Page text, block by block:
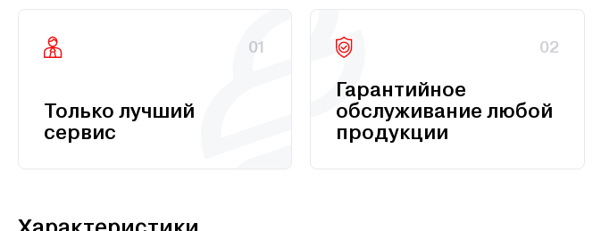
01
Только лучший
сервис
02
Гарантийное
обслуживание любой
продукции